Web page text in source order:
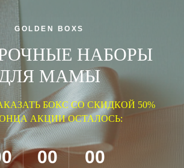
GOLDEN BOXS
НАБОРЫ
ДЛЯ МАМЫ
БОКС СО СКИДКОЙ 50%
АКЦИИ ОСТАЛОСЬ:
00 00